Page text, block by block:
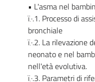
• L'asma nel
ï‚·.1. Processo di
bronchiale
ï‚·.2. La rilevazione
neonato e nel
nell'età evolutiva.
ï‚·.3. Parametri di